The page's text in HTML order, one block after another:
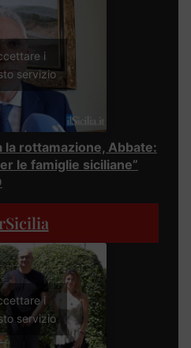
i
servizio
la rottamazione, Abbate:
le famiglie siciliane”
i
servizio